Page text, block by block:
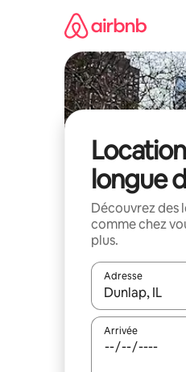
longue
Découvrez des
comme chez
plus.
Adresse
Lorsque les
Arrivée